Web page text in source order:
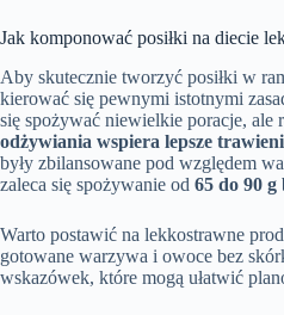
Jak komponować posiłki na diecie
Aby skutecznie tworzyć posiłki w
kierować się pewnymi istotnymi
się spożywać niewielkie poracje, ale
odżywiania wspiera lepsze
były zbilansowane pod względem
zaleca się spożywanie od 65 do 90 g
Warto postawić na lekkostrawne
gotowane warzywa i owoce bez
wskazówek, które mogą ułatwić